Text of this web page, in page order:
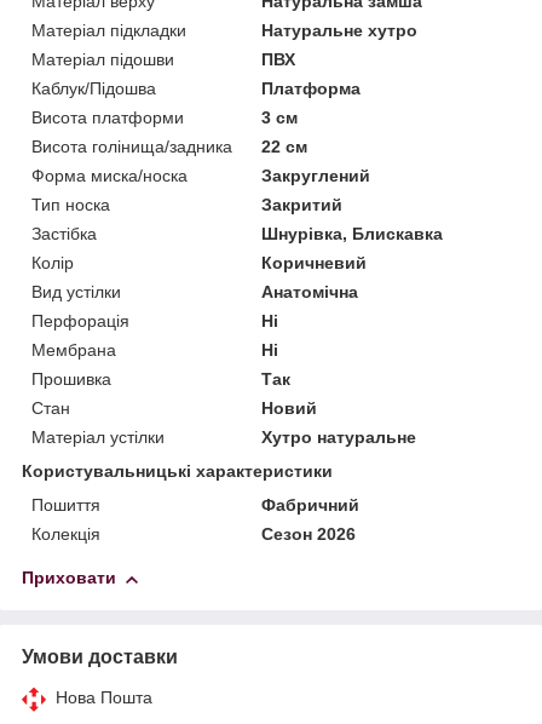
Матеріал підкладки
Натуральне хутро
Матеріал підошви
ПВХ
Каблук/Підошва
Платформа
Висота платформи
3 см
Висота голінища/задника
22 см
Форма миска/носка
Закруглений
Тип носка
Закритий
Застібка
Шнурівка, Блискавка
Колір
Коричневий
Вид устілки
Анатомічна
Перфорація
Ні
Мембрана
Ні
Прошивка
Так
Стан
Новий
Матеріал устілки
Хутро натуральне
Користувальницькі характеристики
Пошиття
Фабричний
Колекція
Сезон 2026
Приховати
Умови доставки
Нова Пошта